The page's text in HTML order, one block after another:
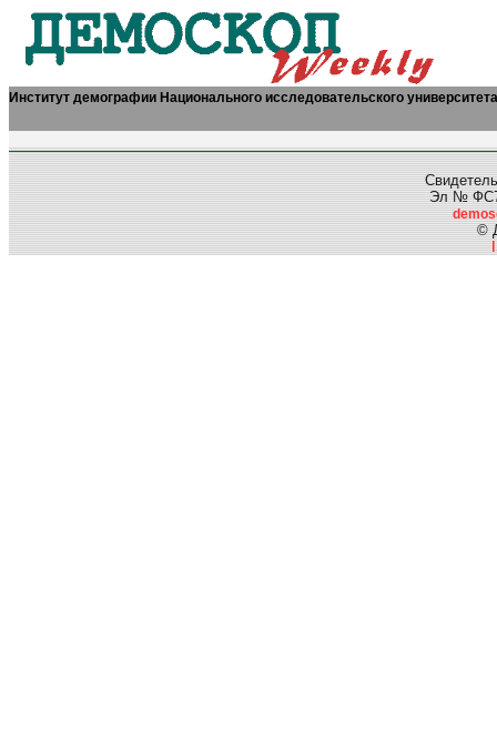
Институт демографии Национального исследовательского
Эл №
©